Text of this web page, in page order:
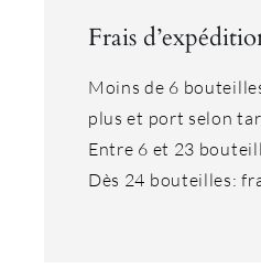
Frais
Moins de 6
plus et port selon
Entre 6 et 23
Dès 24 bouteilles: